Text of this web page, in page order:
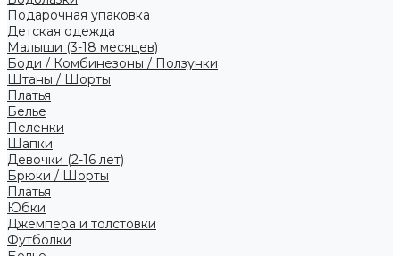
Подарочная упаковка
Детская одежда
Малыши (3-18 месяцев)
Боди / Комбинезоны / Ползунки
Штаны / Шорты
Платья
Белье
Пеленки
Шапки
Девочки (2-16 лет)
Брюки / Шорты
Платья
Юбки
Джемпера и толстовки
Футболки